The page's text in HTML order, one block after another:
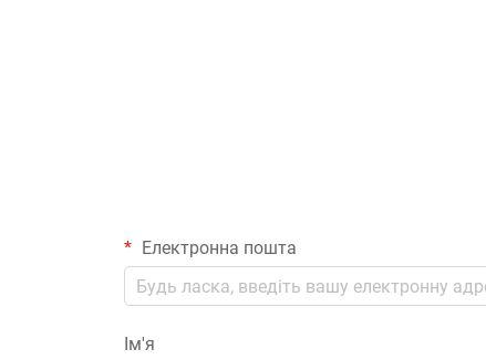
Електронна пошта
Ім'я